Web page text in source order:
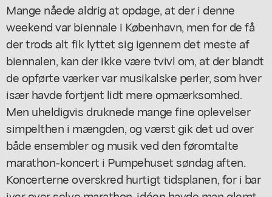
Mange nåede aldrig at opdage, at der i denne
weekend var biennale i København, men for de få
der trods alt fik lyttet sig igennem det meste af
biennalen, kan der ikke være tvivl om, at der blandt
de opførte værker var musikalske perler, som hver
især havde fortjent lidt mere opmærksomhed.
Men uheldigvis druknede mange fine oplevelser
simpelthen i mængden, og værst gik det ud over
både ensembler og musik ved den føromtalte
marathon-koncert i Pumpehuset søndag aften.
Koncerterne overskred hurtigt tidsplanen, for i bar